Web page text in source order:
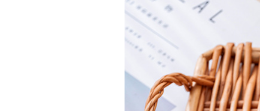
（100个）LUCK;袋子尺寸4.7*13.5*2.5cm